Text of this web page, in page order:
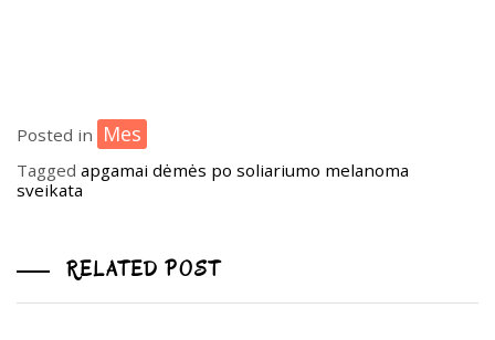
Posted in Mes
Tagged apgamai dėmės po soliariumo melanoma
sveikata
RELATED POST